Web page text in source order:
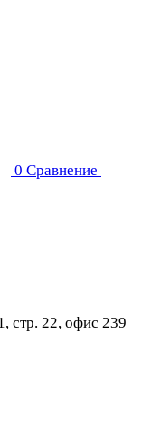
0 Сравнение
стр. 22, офис 239